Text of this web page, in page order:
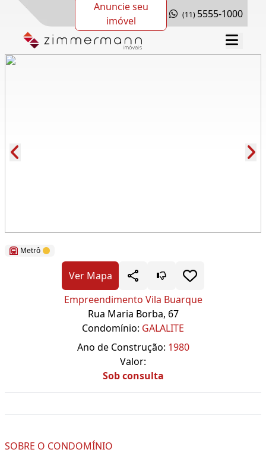
Anuncie seu
imóvel
(11) 5555-1000
Metrô
Ver Mapa
Empreendimento Vila Buarque
Rua Maria Borba, 67
Condomínio: GALALITE
Ano de Construção: 1980
Valor:
Sob consulta
SOBRE O CONDOMÍNIO